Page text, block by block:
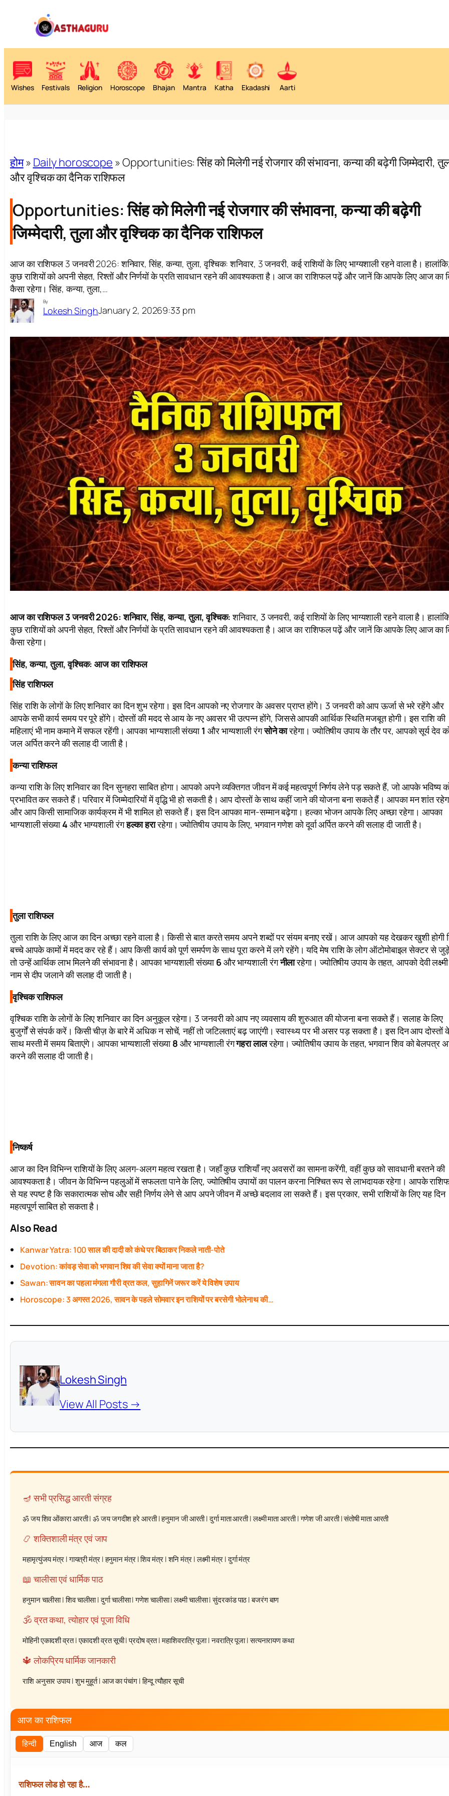
Wishes Festivals Religion Horoscope Bhajan Mantra Katha Ekadashi Aarti
होम» Daily horoscope »Opportunities: सिंह को मिलेगी नई रोजगार की संभावना, कन्या की बढ़ेगी जिम्मेदारी,
और वृश्चिक का दैनिक राशिफल
Opportunities: सिंह को मिलेगी नई रोजगार की संभावना, कन्या की बढ़ेगी
जिम्मेदारी, तुला और वृश्चिक का दैनिक राशिफल
आज का राशिफल 3 जनवरी 2026: शनिवार, सिंह, कन्या, तुला, वृश्चिक: शनिवार, 3 जनवरी, कई राशियों के लिए भाग्यशाली रहने वाला है।
कुछ राशियों को अपनी सेहत, रिश्तों और निर्णयों के प्रति सावधान रहने की आवश्यकता है। आज का राशिफल पढ़ें और जानें कि आपके लिए आज का
कैसा रहेगा। सिंह, कन्या, तुला,…
By
Lokesh SinghJanuary 2, 20269:33 pm
आज का राशिफल 3 जनवरी 2026: शनिवार, सिंह, कन्या, तुला, वृश्चिक:शनिवार, 3 जनवरी, कई राशियों के लिए भाग्यशाली रहने वाला है।
कुछ राशियों को अपनी सेहत, रिश्तों और निर्णयों के प्रति सावधान रहने की आवश्यकता है। आज का राशिफल पढ़ें और जानें कि आपके लिए आज का
कैसा रहेगा।
सिंह, कन्या, तुला, वृश्चिक: आज का राशिफल
सिंह राशिफल
सिंह राशि के लोगों के लिए शनिवार का दिन शुभ रहेगा। इस दिन आपको नए रोजगार के अवसर प्राप्त होंगे। 3 जनवरी को आप ऊर्जा से भरे रहेंगे और
आपके सभी कार्य समय पर पूरे होंगे। दोस्तों की मदद से आय के नए अवसर भी उत्पन्न होंगे, जिससे आपकी आर्थिक स्थिति मजबूत होगी। इस राशि की
महिलाएं भी नाम कमाने में सफल रहेंगी। आपका भाग्यशाली संख्या1 और भाग्यशाली रंगसोने कारहेगा। ज्योतिषीय उपाय के तौर पर, आपको सूर्य देव
जल अर्पित करने की सलाह दी जाती है।
कन्या राशिफल
कन्या राशि के लिए शनिवार का दिन सुनहरा साबित होगा। आपको अपने व्यक्तिगत जीवन में कई महत्वपूर्ण निर्णय लेने पड़ सकते हैं, जो आपके भविष्य
प्रभावित कर सकते हैं। परिवार में जिम्मेदारियों में वृद्धि भी हो सकती है। आप दोस्तों के साथ कहीं जाने की योजना बना सकते हैं। आपका मन शांत
और आप किसी सामाजिक कार्यक्रम में भी शामिल हो सकते हैं। इस दिन आपका मान-सम्मान बढ़ेगा। हल्का भोजन आपके लिए अच्छा रहेगा। आपका
भाग्यशाली संख्या4 और भाग्यशाली रंगहल्का हरारहेगा। ज्योतिषीय उपाय के लिए, भगवान गणेश को दूर्वा अर्पित करने की सलाह दी जाती है।
तुला राशिफल
तुला राशि के लिए आज का दिन अच्छा रहने वाला है। किसी से बात करते समय अपने शब्दों पर संयम बनाए रखें। आज आपको यह देखकर खुशी होगी
बच्चे आपके कामों में मदद कर रहे हैं। आप किसी कार्य को पूर्ण समर्पण के साथ पूरा करने में लगे रहेंगे। यदि मेष राशि के लोग ऑटोमोबाइल सेक्टर से
तो उन्हें आर्थिक लाभ मिलने की संभावना है। आपका भाग्यशाली संख्या6और भाग्यशाली रंगनीलारहेगा। ज्योतिषीय उपाय के तहत, आपको देवी
नाम से दीप जलाने की सलाह दी जाती है।
वृश्चिक राशिफल
वृश्चिक राशि के लोगों के लिए शनिवार का दिन अनुकूल रहेगा। 3 जनवरी को आप नए व्यवसाय की शुरुआत की योजना बना सकते हैं। सलाह के लिए
बुजुर्गों से संपर्क करें। किसी चीज़ के बारे में अधिक न सोचें, नहीं तो जटिलताएं बढ़ जाएंगी। स्वास्थ्य पर भी असर पड़ सकता है। इस दिन आप दोस्तों
साथ मस्ती में समय बिताएंगे। आपका भाग्यशाली संख्या8 और भाग्यशाली रंगगहरा लालरहेगा। ज्योतिषीय उपाय के तहत, भगवान शिव को बेलपत्र
करने की सलाह दी जाती है।
निष्कर्ष
आज का दिन विभिन्न राशियों के लिए अलग-अलग महत्व रखता है। जहाँ कुछ राशियाँ नए अवसरों का सामना करेंगी, वहीं कुछ को सावधानी बरतने की
आवश्यकता है। जीवन के विभिन्न पहलुओं में सफलता पाने के लिए, ज्योतिषीय उपायों का पालन करना निश्चित रूप से लाभदायक रहेगा। आपके
से यह स्पष्ट है कि सकारात्मक सोच और सही निर्णय लेने से आप अपने जीवन में अच्छे बदलाव ला सकते हैं। इस प्रकार, सभी राशियों के लिए यह दिन
महत्वपूर्ण साबित हो सकता है।
Also Read
Kanwar Yatra: 100 साल की दादी को कंधे पर बिठाकर निकले नाती-पोते
Devotion: कांवड़ सेवा को भगवान शिव की सेवा क्यों माना जाता है?
Sawan: सावन का पहला मंगला गौरी व्रत कल, सुहागिनें जरूर करें ये विशेष उपाय
Horoscope: 3 अगस्त 2026, सावन के पहले सोमवार इन राशियों पर बरसेगी भोलेनाथ की…
Lokesh Singh
View All Posts →
🪔 सभी प्रसिद्ध आरती संग्रह
ॐ जय शिव ओंकारा आरती|ॐ जय जगदीश हरे आरती|हनुमान जी आरती|दुर्गा माता आरती|लक्ष्मी माता आरती|गणेश जी आरती|संतोषी माता आरती
📿 शक्तिशाली मंत्र एवं जाप
महामृत्युंजय मंत्र|गायत्री मंत्र|हनुमान मंत्र|शिव मंत्र|शनि मंत्र|लक्ष्मी मंत्र|दुर्गा मंत्र
📖 चालीसा एवं धार्मिक पाठ
हनुमान चालीसा|शिव चालीसा|दुर्गा चालीसा|गणेश चालीसा|लक्ष्मी चालीसा|सुंदरकांड पाठ|बजरंग बाण
🕉️ व्रत कथा, त्योहार एवं पूजा विधि
मोहिनी एकादशी व्रत|एकादशी व्रत सूची|प्रदोष व्रत|महाशिवरात्रि पूजा|नवरात्रि पूजा|सत्यनारायण कथा
🔱 लोकप्रिय धार्मिक जानकारी
राशि अनुसार उपाय|शुभ मुहूर्त|आज का पंचांग|हिन्दू त्यौहार सूची
आज का राशिफल
हिन्दी English आज कल
राशिफल लोड हो रहा है…